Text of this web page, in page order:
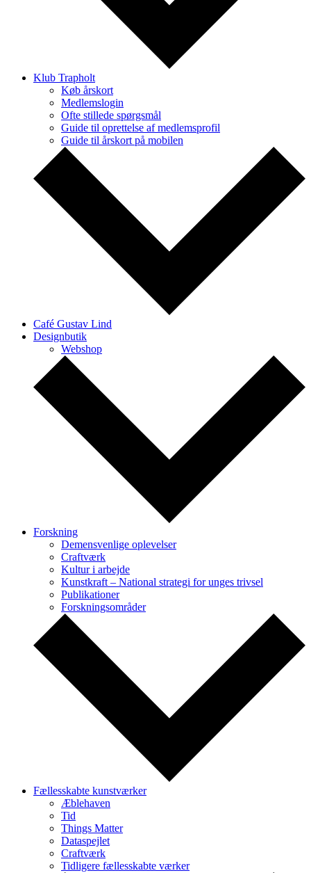
Klub Trapholt
Køb årskort
Medlemslogin
Ofte stillede spørgsmål
Guide til oprettelse af medlemsprofil
Guide til årskort på mobilen
Café Gustav Lind
Designbutik
Webshop
Forskning
Demensvenlige oplevelser
Craftværk
Kultur i arbejde
Kunstkraft – National strategi for unges trivsel
Publikationer
Forskningsområder
Fællesskabte kunstværker
Æblehaven
Tid
Things Matter
Dataspejlet
Craftværk
Tidligere fællesskabte værker